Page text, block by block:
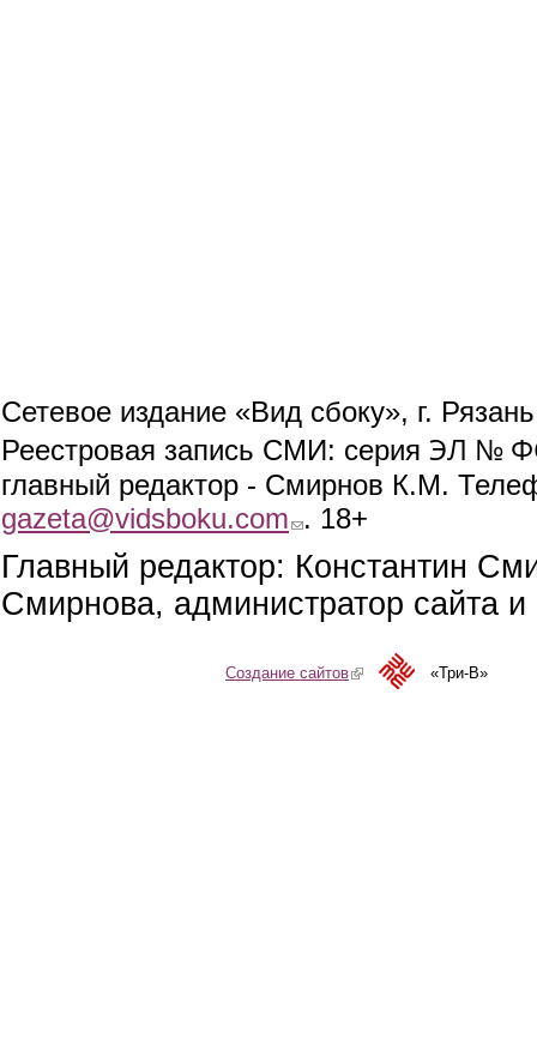
Сетевое издание «Вид сбоку», г.
Реестровая запись СМИ: серия ЭЛ №
главный редактор - Смирнов К.М.
gazeta@vidsboku.com (link sends e-mail)
. 18+
Главный редактор: Константин
Смирнова, администратор сайта
Создание сайтов(link is external)«Три-В»